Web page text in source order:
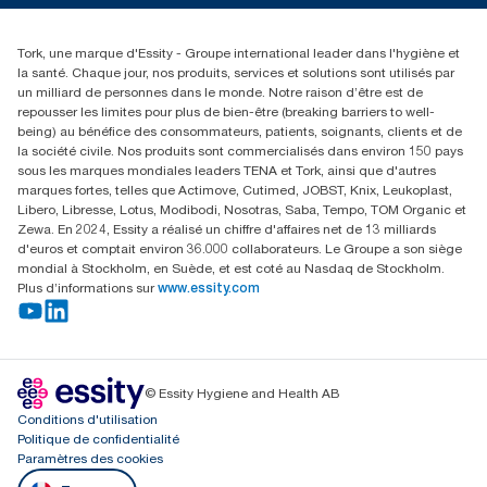
01 85 07 92 00
Tork, une marque d'Essity - Groupe international leader dans l'hygiène et
la santé. Chaque jour, nos produits, services et solutions sont utilisés par
un milliard de personnes dans le monde. Notre raison d’être est de
repousser les limites pour plus de bien-être (breaking barriers to well-
being) au bénéfice des consommateurs, patients, soignants, clients et de
la société civile. Nos produits sont commercialisés dans environ 150 pays
sous les marques mondiales leaders TENA et Tork, ainsi que d'autres
marques fortes, telles que Actimove, Cutimed, JOBST, Knix, Leukoplast,
Libero, Libresse, Lotus, Modibodi, Nosotras, Saba, Tempo, TOM Organic et
Zewa. En 2024, Essity a réalisé un chiffre d'affaires net de 13 milliards
d'euros et comptait environ 36.000 collaborateurs. Le Groupe a son siège
mondial à Stockholm, en Suède, et est coté au Nasdaq de Stockholm.
Plus d’informations sur www.essity.com
© Essity Hygiene and Health AB
Conditions d'utilisation
Politique de confidentialité
Paramètres des cookies